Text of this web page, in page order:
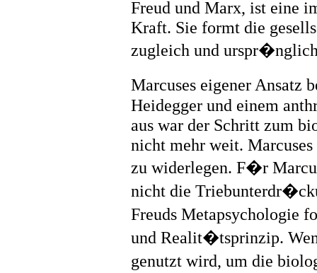
Freud und Marx, ist eine
Kraft. Sie formt die
zugleich und
Marcuses eigener Ansatz
Heidegger und einem
aus war der Schritt zum
nicht mehr weit.
zu widerlegen. F�r
nicht die
Freuds Metapsychologie
und Realit�tsprinzip.
genutzt wird, um die